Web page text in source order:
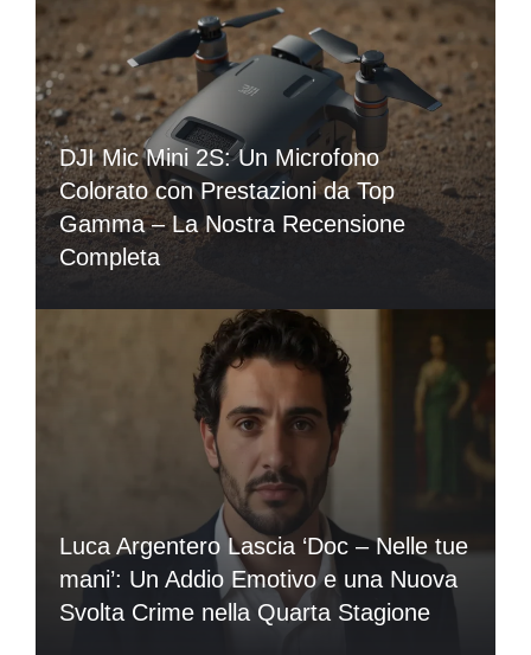
DJI Mic Mini 2S: Un Microfono
Colorato con Prestazioni da Top
Gamma – La Nostra Recensione
Completa
Luca Argentero Lascia ‘Doc – Nelle tue
mani’: Un Addio Emotivo e una Nuova
Svolta Crime nella Quarta Stagione